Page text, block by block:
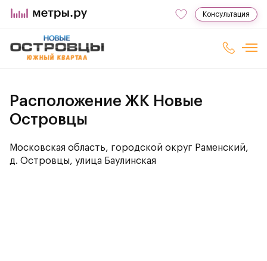
Консультация
Расположение ЖК Новые
Островцы
Московская область, городской округ Раменский,
д. Островцы, улица Баулинская